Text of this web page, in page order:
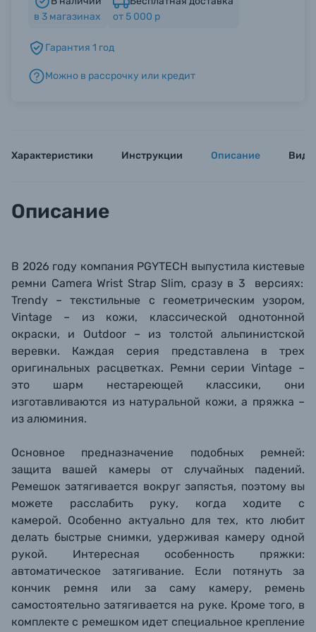
Б/У фототехника (Комиссионные товары)
Уценённые товары
в 3 магазинах
от 5 000 р
Гарантия 1 год
Можно в рассрочку или кредит
Характеристики Инструкции Описание
Описание
В 2026 году компания PGYTECH выпустила кистевые
ремни Camera Wrist Strap Slim, сразу в 3 версиях:
Trendy – текстильные с геометрическим узором,
Vintage – из кожи, классической однотонной
окраски, и Outdoor – из толстой альпинистской
веревки. Каждая серия представлена в трех
оригинальных расцветках. Ремни серии Vintage –
это шарм нестареющей классики, они
изготавливаются из натуральной кожи, а пряжка –
из алюминия.
Основное предназначение подобных ремней:
защита вашей камеры от случайных падений.
Ремешок затягивается вокруг запястья, поэтому вы
можете расслабить руку, когда ходите с
камерой. Особенно актуально для тех, кто любит
делать быстрые снимки, удерживая камеру одной
рукой. Интересная особенность пряжки:
автоматическое затягивание. Если потянуть за
кончик ремня или за саму камеру, ремень
самостоятельно затягивается на руке. Кроме того, в
комплекте с ремешком идет специальное крепление